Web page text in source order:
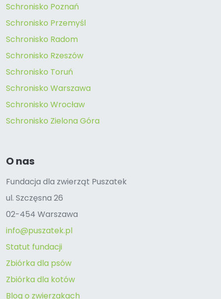
Schronisko Poznań
Schronisko Przemyśl
Schronisko Radom
Schronisko Rzeszów
Schronisko Toruń
Schronisko Warszawa
Schronisko Wrocław
Schronisko Zielona Góra
O nas
Fundacja dla zwierząt Puszatek
ul. Szczęsna 26
02-454 Warszawa
info@puszatek.pl
Statut fundacji
Zbiórka dla psów
Zbiórka dla kotów
Blog o zwierzakach